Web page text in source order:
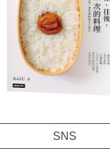
SNS